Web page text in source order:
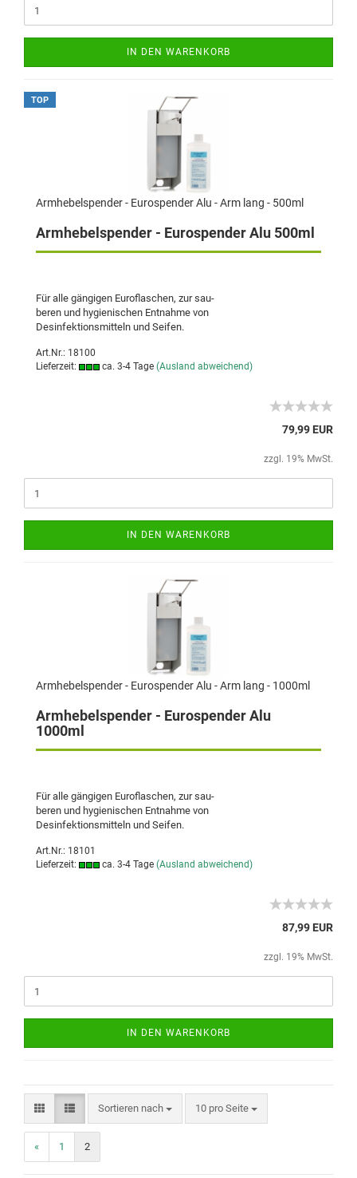
IN DEN WARENKORB
TOP
Armhebelspender - Eurospender Alu - Arm lang - 500ml
Armhebelspender - Eurospender Alu 500ml
Für alle gängigen Euroflaschen, zur sau-
beren und hygienischen Entnahme von
Desinfektionsmitteln und Seifen.
Art.Nr.: 18100
Lieferzeit:
ca. 3-4 Tage (Ausland abweichend)
79,99 EUR
zzgl. 19% MwSt.
IN DEN WARENKORB
Armhebelspender - Eurospender Alu - Arm lang - 1000ml
Armhebelspender - Eurospender Alu
1000ml
Für alle gängigen Euroflaschen, zur sau-
beren und hygienischen Entnahme von
Desinfektionsmitteln und Seifen.
Art.Nr.: 18101
Lieferzeit:
ca. 3-4 Tage (Ausland abweichend)
87,99 EUR
zzgl. 19% MwSt.
IN DEN WARENKORB
Sortieren nach 10 pro Seite
« 1 2